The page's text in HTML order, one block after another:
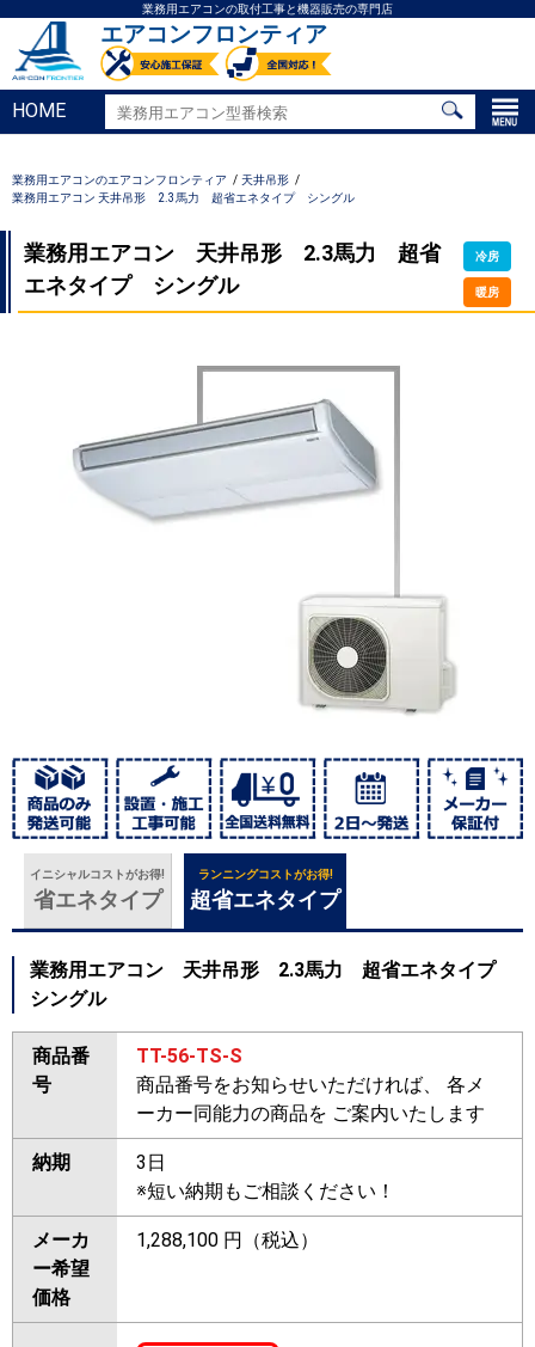
業務用エアコンの取付工事と機器販売の専門店
エアコンフロンティア
HOME
業務用エアコンのエアコンフロンティア
天井吊形
業務用エアコン 天井吊形 2.3馬力 超省エネタイプ シングル
業務用エアコン 天井吊形 2.3馬力 超省
エネタイプ シングル
冷房
暖房
イニシャルコストがお得!
省エネタイプ
ランニングコストがお得!
超省エネタイプ
業務用エアコン 天井吊形 2.3馬力 超省エネタイプ
シングル
商品番
号
TT-56-TS-S
商品番号をお知らせいただければ、 各メ
ーカー同能力の商品を ご案内いたします
納期
3日
※短い納期もご相談ください！
メーカ
ー希望
価格
1,288,100 円（税込）